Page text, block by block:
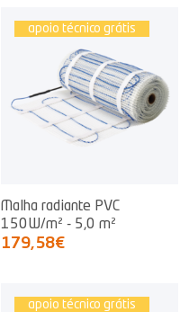
apoio técnico grátis
Malha radiante PVC
150W/m² - 5,0 m²
179,58€
apoio técnico grátis